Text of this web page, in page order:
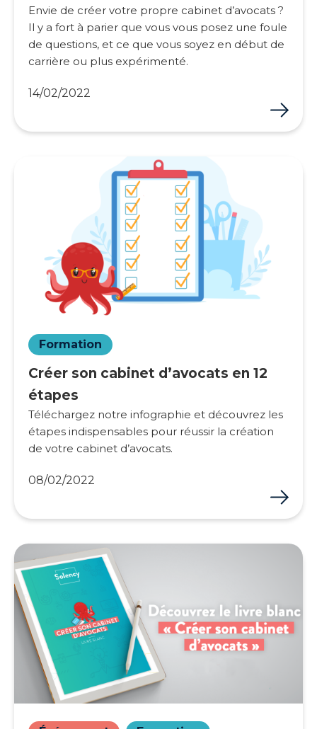
Envie de créer votre propre cabinet d’avocats ?
Il y a fort à parier que vous vous posez une foule
de questions, et ce que vous soyez en début de
carrière ou plus expérimenté.
14/02/2022
Formation
Créer son cabinet d’avocats en 12
étapes
Téléchargez notre infographie et découvrez les
étapes indispensables pour réussir la création
de votre cabinet d’avocats.
08/02/2022